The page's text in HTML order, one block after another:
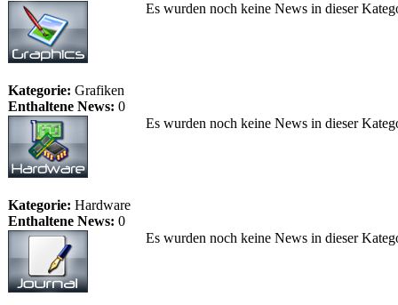
Kategorie: Grafiken
Enthaltene News: 0
Es wurden noch keine News in dieser
Kategorie: Hardware
Enthaltene News: 0
Es wurden noch keine News in dieser
Es wurden noch keine News in dieser